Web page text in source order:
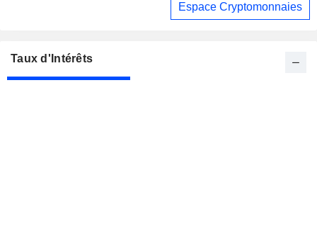
Espace Cryptomonnaies
Taux d'Intérêts